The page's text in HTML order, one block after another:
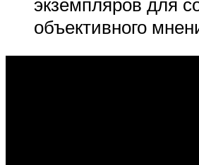
объективного